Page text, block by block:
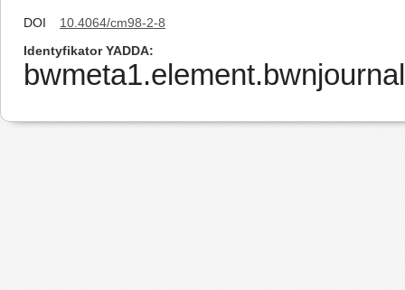
DOI
10.4064/cm98-2-8
Identyfikator YADDA